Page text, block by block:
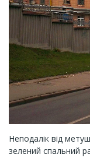
Неподалік від
зелений спальний